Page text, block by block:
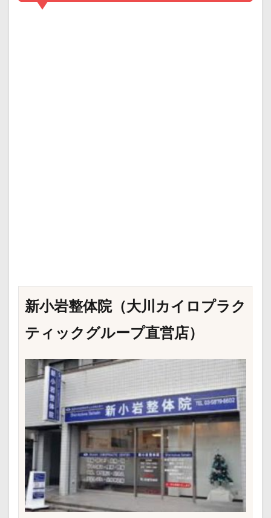
新小岩整体院（大川カイロプラク
ティックグループ直営店）